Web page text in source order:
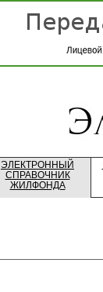
ЭЛЕКТРОННЫЙ
СПРАВОЧНИК
ЖИЛФОНДА